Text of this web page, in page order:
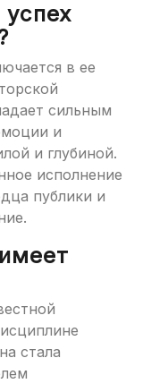
в ее
сильным
и
и глубиной.
исполнение
публики и
стала